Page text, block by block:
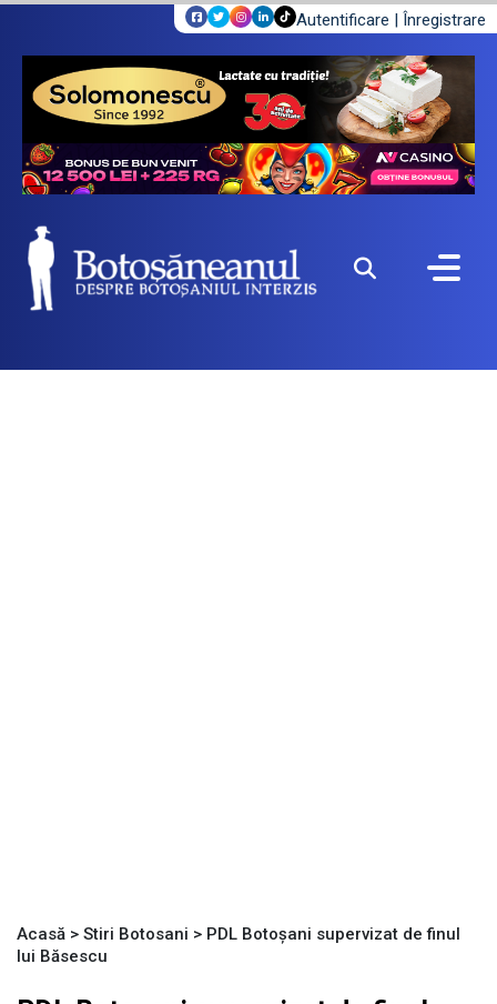
Autentificare | Înregistrare
Acasă > Stiri Botosani > PDL Botoşani supervizat de finul
lui Băsescu